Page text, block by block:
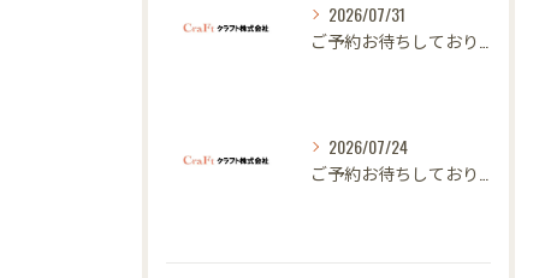
2026/07/31
ご予約お待ちしております｜名古屋のオーダー家具ならクラフト
2026/07/24
ご予約お待ちしております｜名古屋のオーダー家具ならクラフト